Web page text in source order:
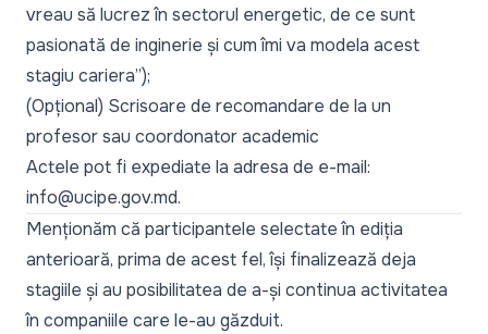
vreau să lucrez în sectorul energetic, de ce sunt
pasionată de inginerie și cum îmi va modela acest
stagiu cariera”);
(Opțional) Scrisoare de recomandare de la un
profesor sau coordonator academic
Actele pot fi expediate la adresa de e-mail:
info@ucipe.gov.md.
Menționăm că participantele selectate în ediția
anterioară, prima de acest fel, își finalizează deja
stagiile și au posibilitatea de a-și continua activitatea
în companiile care le-au găzduit.